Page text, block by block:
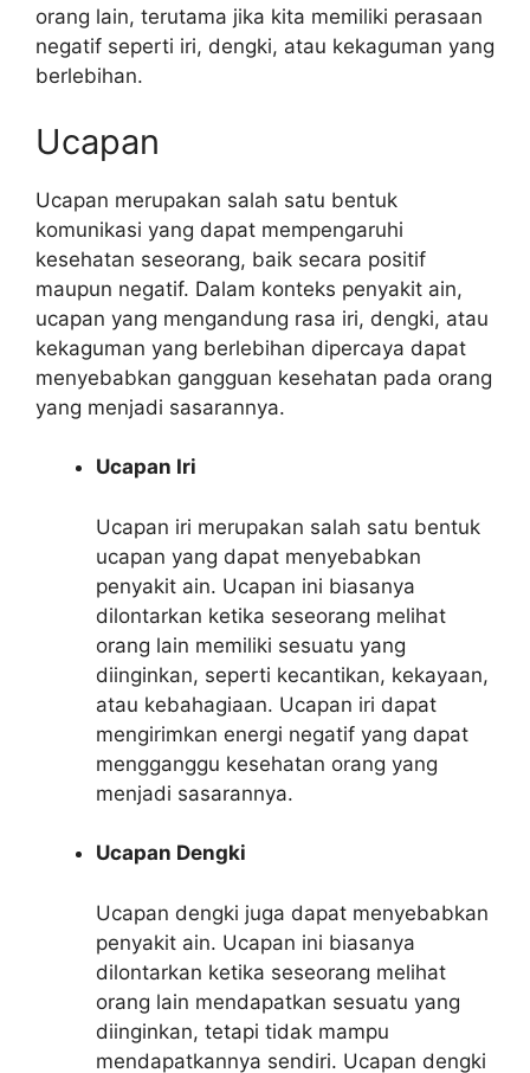
orang lain, terutama jika kita memiliki perasaan
negatif seperti iri, dengki, atau kekaguman yang
berlebihan.
Ucapan
Ucapan merupakan salah satu bentuk
komunikasi yang dapat mempengaruhi
kesehatan seseorang, baik secara positif
maupun negatif. Dalam konteks penyakit ain,
ucapan yang mengandung rasa iri, dengki, atau
kekaguman yang berlebihan dipercaya dapat
menyebabkan gangguan kesehatan pada orang
yang menjadi sasarannya.
Ucapan Iri
Ucapan iri merupakan salah satu bentuk
ucapan yang dapat menyebabkan
penyakit ain. Ucapan ini biasanya
dilontarkan ketika seseorang melihat
orang lain memiliki sesuatu yang
diinginkan, seperti kecantikan, kekayaan,
atau kebahagiaan. Ucapan iri dapat
mengirimkan energi negatif yang dapat
mengganggu kesehatan orang yang
menjadi sasarannya.
Ucapan Dengki
Ucapan dengki juga dapat menyebabkan
penyakit ain. Ucapan ini biasanya
dilontarkan ketika seseorang melihat
orang lain mendapatkan sesuatu yang
diinginkan, tetapi tidak mampu
mendapatkannya sendiri. Ucapan dengki